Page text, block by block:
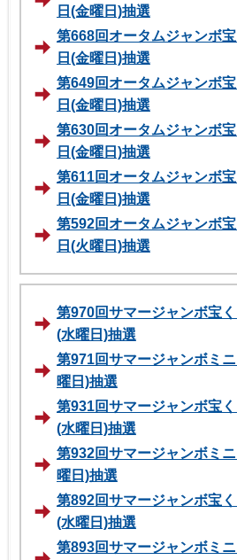
日(金曜日)抽選
第668回オータムジャンボ
日(金曜日)抽選
第649回オータムジャンボ
日(金曜日)抽選
第630回オータムジャンボ
日(金曜日)抽選
第611回オータムジャンボ
日(金曜日)抽選
第592回オータムジャンボ
日(火曜日)抽選
第970回サマージャンボ宝
(水曜日)抽選
第971回サマージャンボミ
曜日)抽選
第931回サマージャンボ宝
(水曜日)抽選
第932回サマージャンボミ
曜日)抽選
第892回サマージャンボ宝
(水曜日)抽選
第893回サマージャンボミ